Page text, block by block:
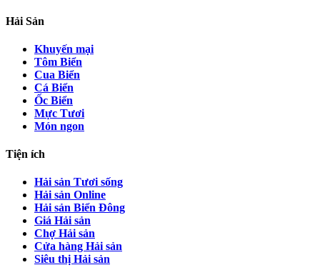
Hải Sản
Khuyến mại
Tôm Biển
Cua Biển
Cá Biển
Ốc Biển
Mực Tươi
Món ngon
Tiện ích
Hải sản Tươi sống
Hải sản Online
Hải sản Biển Đông
Giá Hải sản
Chợ Hải sản
Cửa hàng Hải sản
Siêu thị Hải sản